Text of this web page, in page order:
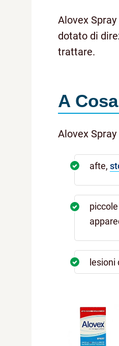
Alovex
dotato di
trattare.
A
Alovex
afte,
lesioni